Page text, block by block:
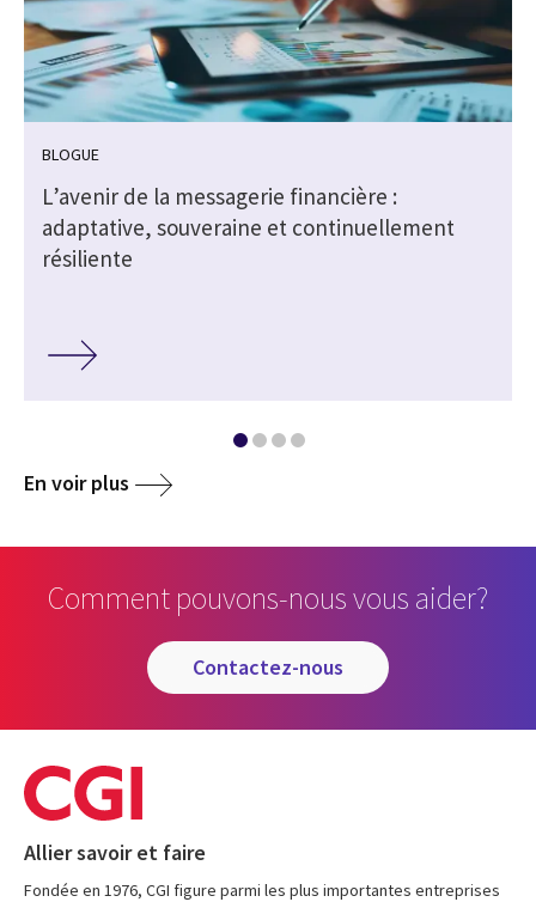
BLOGUE
L’avenir de la messagerie financière :
adaptative, souveraine et continuellement
résiliente
En voir plus
Comment pouvons-nous vous aider?
contactez-nous
Allier savoir et faire
Fondée en 1976, CGI figure parmi les plus importantes entreprises